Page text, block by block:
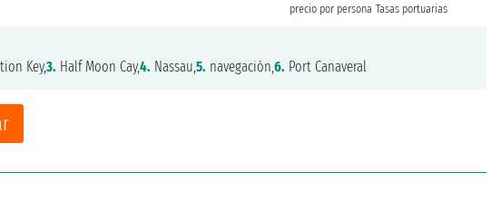
precio por persona Tasas portuarias
Key,3. Half Moon Cay,4. Nassau,5. navegación,6. Port Canaveral